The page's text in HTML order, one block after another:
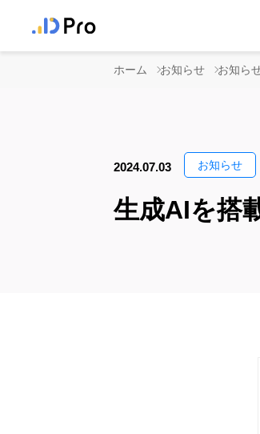
ホーム お知らせ お知ら
2024.07.03 お知らせ
生成AIを搭